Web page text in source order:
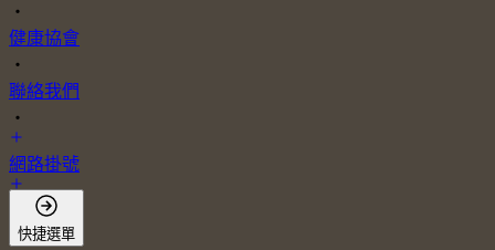
・
健康協會
・
聯絡我們
・
網路掛號
會員登入
快捷選單